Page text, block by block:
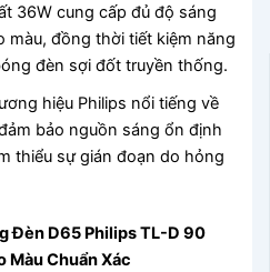
36W cung cấp đủ độ sáng
màu, đồng thời tiết kiệm năng
đèn sợi đốt truyền thống.
hiệu Philips nổi tiếng về
bảo nguồn sáng ổn định
thiểu sự gián đoạn do hỏng
Đèn D65 Philips TL-D 90
Chuẩn Xác